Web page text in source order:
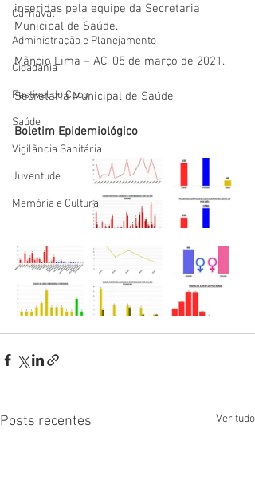
Carnaval
Administração e Planejamento
Cidadania
Festival do Coco
Saúde
Vigilãncia Sanitária
Juventude
Memória e Cultura
inseridas pela equipe da Secretaria
Municipal de Saúde.
Mâncio Lima – AC, 05 de março de 2021.
Secretaria Municipal de Saúde
Boletim Epidemiológico
Posts recentes Ver tudo